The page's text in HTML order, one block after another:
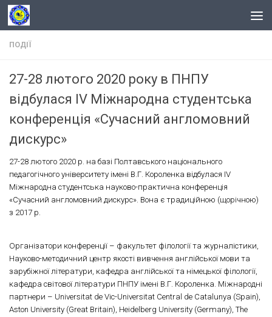
Skip to content
ПОДІЇ
27-28 лютого 2020 року в ПНПУ
відбулася IV Міжнародна студентська
конференція «Сучасний англомовний
дискурс»
27-28 лютого 2020 р. на базі Полтавського національного
педагогічного університету імені В.Г. Короленка відбулася IV
Міжнародна студентська науково-практична конференція
«Сучасний англомовний дискурс». Вона є традиційною (щорічною)
з 2017 р.
Організатори конференції – факультет філології та журналістики,
Науково-методичний центр якості вивчення англійської мови та
зарубіжної літератури, кафедра англійської та німецької філології,
кафедра світової літератури ПНПУ імені В.Г. Короленка. Міжнародні
партнери – Universitat de Vic-Universitat Central de Catalunya (Spain),
Aston University (Great Britain), Heidelberg University (Germany), The